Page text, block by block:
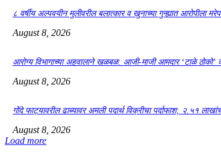
८ वर्षीय अल्पवयीन मुलीवरील बलात्कार व खुनाच्या गुन्ह्यात आरोपीला
August 8, 2026
आरोग्य विभागाच्या अहवालाने खळबळ: आजी-माजी आमदार ‘टाळे ठोको’
August 8, 2026
गोंदे फाट्यावरील ढाब्यावर अमली पदार्थ विक्रीचा पर्दाफाश; २.५१
August 8, 2026
Load more